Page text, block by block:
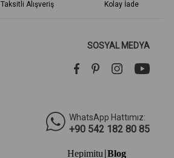
Taksitli Alışveriş Kolay İade
SOSYAL MEDYA
WhatsApp Hattımız:
+90 542 182 80 85
Hepimitu| Blog